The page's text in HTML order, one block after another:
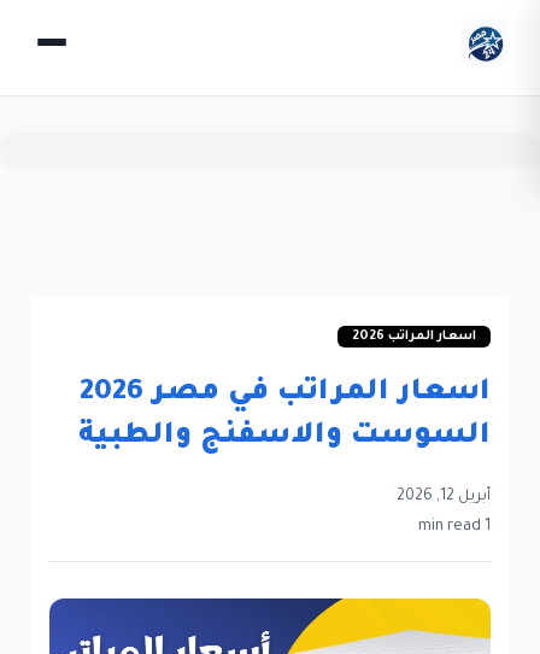
اسعار المراتب 2026
اسعار المراتب في مصر 2026
السوست والاسفنج والطبية
أبريل 12, 2026
1 min read